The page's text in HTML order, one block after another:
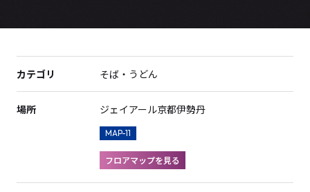
カテゴリ そば・うどん
場所 ジェイアール京都伊勢丹
MAP-11
フロアマップを見る